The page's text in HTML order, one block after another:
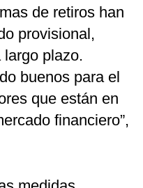
de retiros han
provisional,
plazo.
buenos para el
que están en
financiero”,